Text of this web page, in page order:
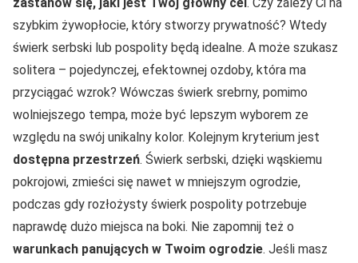
zastanów się, jaki jest Twój główny cel . Czy zależy Ci na
szybkim żywopłocie, który stworzy prywatność? Wtedy
świerk serbski lub pospolity będą idealne. A może szukasz
solitera – pojedynczej, efektownej ozdoby, która ma
przyciągać wzrok? Wówczas świerk srebrny, pomimo
wolniejszego tempa, może być lepszym wyborem ze
względu na swój unikalny kolor. Kolejnym kryterium jest
dostępna przestrzeń. Świerk serbski, dzięki wąskiemu
pokrojowi, zmieści się nawet w mniejszym ogrodzie,
podczas gdy rozłożysty świerk pospolity potrzebuje
naprawdę dużo miejsca na boki. Nie zapomnij też o
warunkach panujących w Twoim ogrodzie. Jeśli masz